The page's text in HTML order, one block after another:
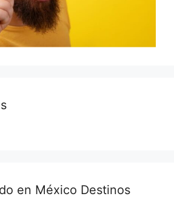
en México Destinos